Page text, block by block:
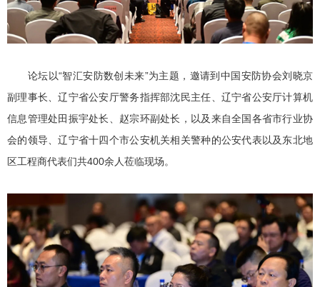
论坛以“智汇安防数创未来”为主题，邀请到中国安防协会刘晓京
副理事长、辽宁省公安厅警务指挥部沈民主任、辽宁省公安厅计算机
信息管理处田振宇处长、赵宗环副处长，以及来自全国各省市行业协
会的领导、辽宁省十四个市公安机关相关警种的公安代表以及东北地
区工程商代表们共400余人莅临现场。